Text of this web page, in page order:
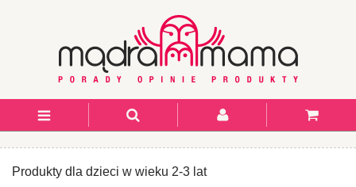
Produkty dla dzieci w wieku 2-3 lat